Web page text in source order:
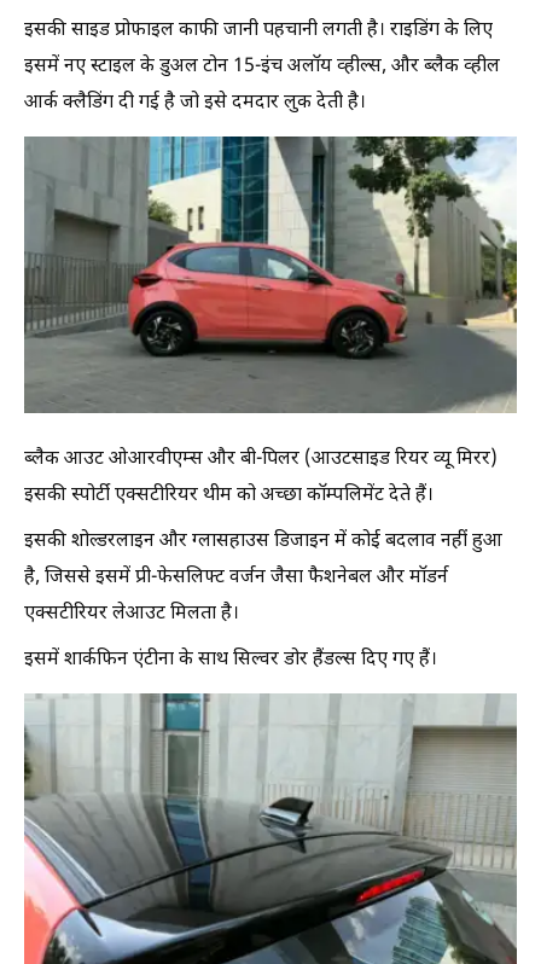
इसकी साइड प्रोफाइल काफी जानी पहचानी लगती है। राइडिंग के लिए
इसमें नए स्टाइल के डुअल टोन 15-इंच अलॉय व्हील्स, और ब्लैक व्हील
आर्क क्लैडिंग दी गई है जो इसे दमदार लुक देती है।
ब्लैक आउट ओआरवीएम्स और बी-पिलर (आउटसाइड रियर व्यू मिरर)
इसकी स्पोर्टी एक्सटीरियर थीम को अच्छा कॉम्पलिमेंट देते हैं।
इसकी शोल्डरलाइन और ग्लासहाउस डिजाइन में कोई बदलाव नहीं हुआ
है, जिससे इसमें प्री-फेसलिफ्ट वर्जन जैसा फैशनेबल और मॉडर्न
एक्सटीरियर लेआउट मिलता है।
इसमें शार्कफिन एंटीना के साथ सिल्वर डोर हैंडल्स दिए गए हैं।